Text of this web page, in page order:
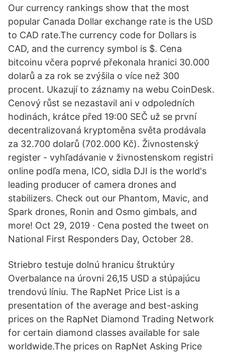
Our currency rankings show that the most
popular Canada Dollar exchange rate is the USD
to CAD rate.The currency code for Dollars is
CAD, and the currency symbol is $. Cena
bitcoinu včera poprvé překonala hranici 30.000
dolarů a za rok se zvýšila o více než 300
procent. Ukazují to záznamy na webu CoinDesk.
Cenový růst se nezastavil ani v odpoledních
hodinách, krátce před 19:00 SEČ už se první
decentralizovaná kryptoměna světa prodávala
za 32.700 dolarů (702.000 Kč). Živnostenský
register - vyhľadávanie v živnostenskom registri
online podľa mena, ICO, sidla DJI is the world's
leading producer of camera drones and
stabilizers. Check out our Phantom, Mavic, and
Spark drones, Ronin and Osmo gimbals, and
more! Oct 29, 2019 · Cena posted the tweet on
National First Responders Day, October 28.
Striebro testuje dolnú hranicu štruktúry
Overbalance na úrovni 26,15 USD a stúpajúcu
trendovú líniu. The RapNet Price List is a
presentation of the average and best-asking
prices on the RapNet Diamond Trading Network
for certain diamond classes available for sale
worldwide.The prices on RapNet Asking Price